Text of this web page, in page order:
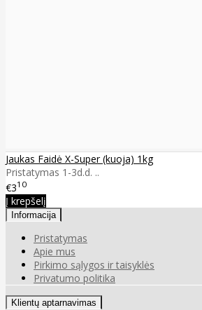
Jaukas Faidė X-Super (kuoja) 1kg
Pristatymas 1-3d.d. ..
€310
Į krepšelį
Informacija
Pristatymas
Apie mus
Pirkimo sąlygos ir taisyklės
Privatumo politika
Klientų aptarnavimas